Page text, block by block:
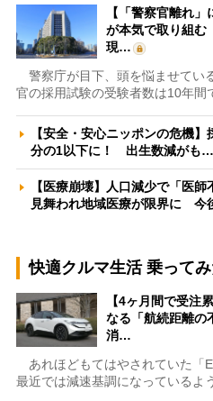
【「警察官離れ
が本気で取り組
現…
警察庁が目下、頭を悩ませてい
官の採用試験の受験者数は10年
【安全・安心ニッポンの危機
分の1以下に！ 出生数減がも…
【医療崩壊】人口減少で「医
見舞われ地域医療が限界に 今
快適クルマ生活 乗って
【4ヶ月間で受注
なる「航続距離の
消…
あれほどもてはやされていた「
最近では減速基調になっているよ